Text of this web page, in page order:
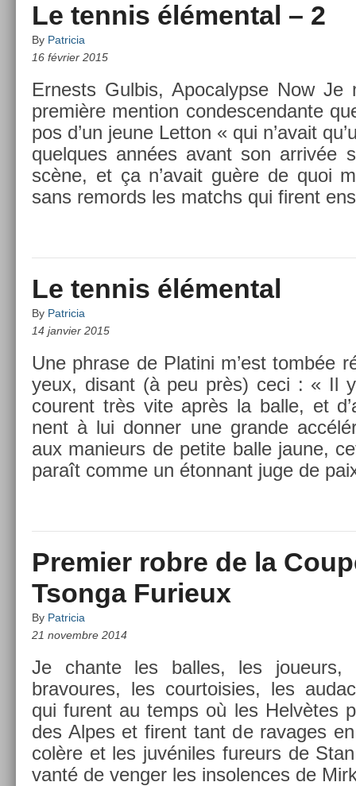
Le tennis élémental – 2
By Patricia
16 février 2015
Er­nests Gul­bis, Apocalyp­se Now Je
première men­tion con­des­cendan­te
pos d’un jeune Let­ton « qui n’avait
quel­ques années avant son arrivée
scène, et ça n’avait guère de quoi
sans re­mords les matchs qui firent
Le tennis élémental
By Patricia
14 janvier 2015
Une phrase de Platini m’est tombée
yeux, dis­ant (à peu près) ceci : « Il
co­urent très vite après la balle, et
nent à lui donn­er une gran­de
aux man­ieurs de petite balle jaune,
paraît comme un éton­nant juge de
Premier robre de la
Tsonga Furieux
By Patricia
21 novembre 2014
Je chan­te les bal­les, les joueurs,
bravoures, les co­ur­tois­ies, les
qui furent au temps où les Helvètes
des Alpes et firent tant de ravages
colère et les juvéniles fureurs de
vanté de veng­er les in­sol­ences de